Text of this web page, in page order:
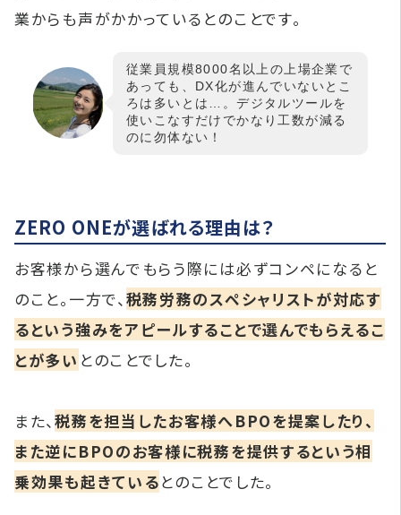
業からも声がかかっているとのことです。
従業員規模8000名以上の上場企業で
あっても、DX化が進んでいないとこ
ろは多いとは…。デジタルツールを
使いこなすだけでかなり工数が減る
のに勿体ない！
ZERO ONEが選ばれる理由は？
お客様から選んでもらう際には必ずコンペになると
のこと。一方で、 税務労務のスペシャリストが対応す
るという強みをアピールすることで選んでもらえるこ
とが多い とのことでした。
また、税務を担当したお客様へBPOを提案したり、
また逆にBPOのお客様に税務を提供するという相
乗効果も起きているとのことでした。